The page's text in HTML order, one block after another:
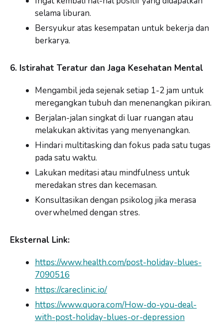
selama liburan.
Bersyukur atas kesempatan untuk bekerja dan
berkarya.
6. Istirahat Teratur dan Jaga Kesehatan Mental
Mengambil jeda sejenak setiap 1-2 jam untuk
meregangkan tubuh dan menenangkan pikiran.
Berjalan-jalan singkat di luar ruangan atau
melakukan aktivitas yang menyenangkan.
Hindari multitasking dan fokus pada satu tugas
pada satu waktu.
Lakukan meditasi atau mindfulness untuk
meredakan stres dan kecemasan.
Konsultasikan dengan psikolog jika merasa
overwhelmed dengan stres.
Eksternal Link:
https://www.health.com/post-holiday-blues-
7090516
https://careclinic.io/
https://www.quora.com/How-do-you-deal-
with-post-holiday-blues-or-depression